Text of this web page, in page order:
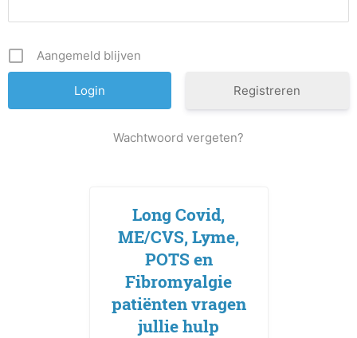
Aangemeld blijven
Registreren
Wachtwoord vergeten?
Long Covid,
ME/CVS, Lyme,
POTS en
Fibromyalgie
patiënten vragen
jullie hulp